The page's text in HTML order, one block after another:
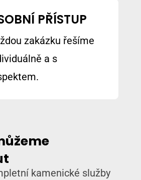
PŘÍSTUP
zakázku řešíme
a s
kamenické služby